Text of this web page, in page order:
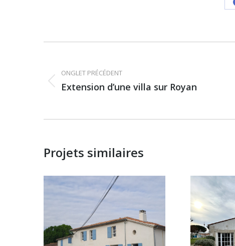
de
commentaire
ONGLET PRÉCÉDENT
Onglet
Extension d’une villa sur Royan
Projets similaires